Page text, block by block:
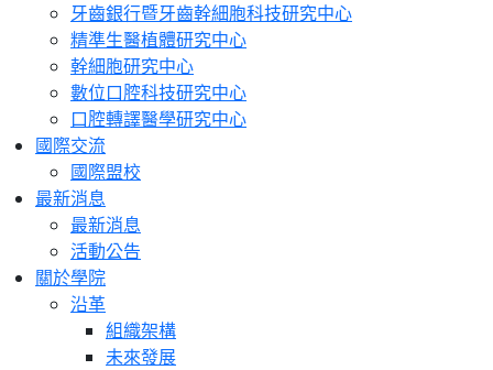
牙齒銀行暨牙齒幹細胞科技研究中心
精準生醫植體研究中心
幹細胞研究中心
數位口腔科技研究中心
口腔轉譯醫學研究中心
國際交流
國際盟校
最新消息
最新消息
活動公告
關於學院
沿革
組織架構
未來發展